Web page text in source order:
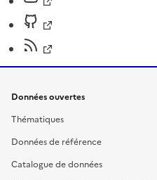
Données ouvertes
Thématiques
Données de référence
Catalogue de données